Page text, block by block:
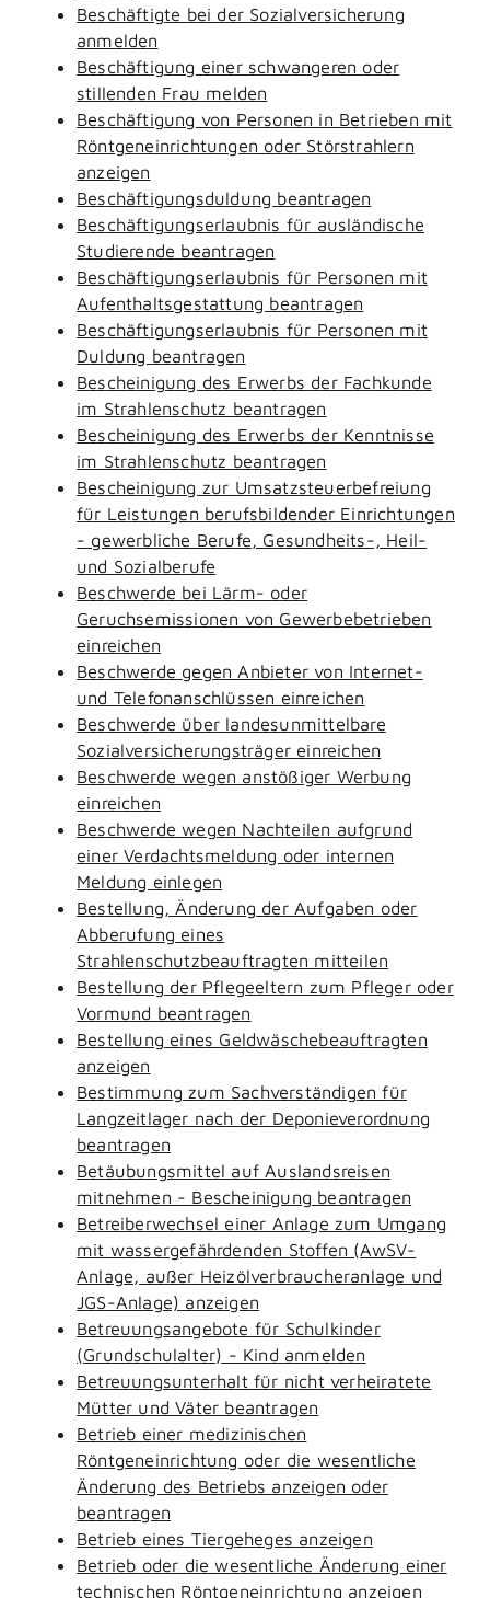
Beschäftigte bei der Sozialversicherung
anmelden
Beschäftigung einer schwangeren oder
stillenden Frau melden
Beschäftigung von Personen in Betrieben mit
Röntgeneinrichtungen oder Störstrahlern
anzeigen
Beschäftigungsduldung beantragen
Beschäftigungserlaubnis für ausländische
Studierende beantragen
Beschäftigungserlaubnis für Personen mit
Aufenthaltsgestattung beantragen
Beschäftigungserlaubnis für Personen mit
Duldung beantragen
Bescheinigung des Erwerbs der Fachkunde
im Strahlenschutz beantragen
Bescheinigung des Erwerbs der Kenntnisse
im Strahlenschutz beantragen
Bescheinigung zur Umsatzsteuerbefreiung
für Leistungen berufsbildender Einrichtungen
- gewerbliche Berufe, Gesundheits-, Heil-
und Sozialberufe
Beschwerde bei Lärm- oder
Geruchsemissionen von Gewerbebetrieben
einreichen
Beschwerde gegen Anbieter von Internet-
und Telefonanschlüssen einreichen
Beschwerde über landesunmittelbare
Sozialversicherungsträger einreichen
Beschwerde wegen anstößiger Werbung
einreichen
Beschwerde wegen Nachteilen aufgrund
einer Verdachtsmeldung oder internen
Meldung einlegen
Bestellung, Änderung der Aufgaben oder
Abberufung eines
Strahlenschutzbeauftragten mitteilen
Bestellung der Pflegeeltern zum Pfleger oder
Vormund beantragen
Bestellung eines Geldwäschebeauftragten
anzeigen
Bestimmung zum Sachverständigen für
Langzeitlager nach der Deponieverordnung
beantragen
Betäubungsmittel auf Auslandsreisen
mitnehmen - Bescheinigung beantragen
Betreiberwechsel einer Anlage zum Umgang
mit wassergefährdenden Stoffen (AwSV-
Anlage, außer Heizölverbraucheranlage und
JGS-Anlage) anzeigen
Betreuungsangebote für Schulkinder
(Grundschulalter) - Kind anmelden
Betreuungsunterhalt für nicht verheiratete
Mütter und Väter beantragen
Betrieb einer medizinischen
Röntgeneinrichtung oder die wesentliche
Änderung des Betriebs anzeigen oder
beantragen
Betrieb eines Tiergeheges anzeigen
Betrieb oder die wesentliche Änderung einer
technischen Röntgeneinrichtung anzeigen